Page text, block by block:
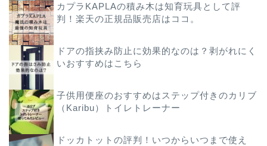
カプラKAPLAの積み木は知育玩具として評
判！楽天の正規品販売店はココ。
ドアの指挟み防止に効果的なのは？剥がれにく
いおすすめはこちら
子供用便座のおすすめはステップ付きのカリブ
（Karibu）トイレトレーナー
ドッカトットの評判！いつからいつまで使え